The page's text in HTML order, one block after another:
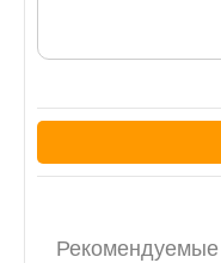
Рекомендуемые